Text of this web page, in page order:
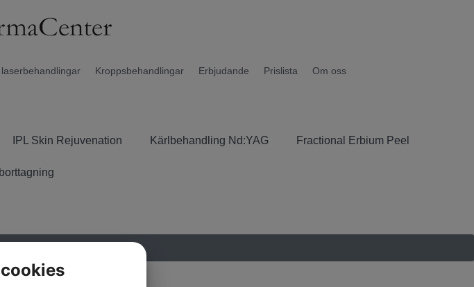
Kroppsbehandlingar Erbjudande Prislista Om oss
IPL Skin Rejuvenation Kärlbehandling Nd:YAG Fractional Erbium Peel